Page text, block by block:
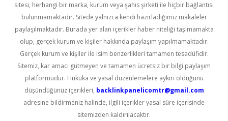
sitesi, herhangi bir marka, kurum veya şahıs şirketi ile hiçbir bağlantısı
bulunmamaktadır. Sitede yalnızca kendi hazırladığımız makaleler
paylaşılmaktadır. Burada yer alan içerikler haber niteliği taşımamakta
olup, gerçek kurum ve kişiler hakkında paylaşım yapılmamaktadır.
Gerçek kurum ve kişiler ile isim benzerlikleri tamamen tesadüfidir.
Sitemiz, kar amacı gütmeyen ve tamamen ücretsiz bir bilgi paylaşım
platformudur. Hukuka ve yasal düzenlemelere aykırı olduğunu
düşündüğünüz içerikleri, backlinkpanelicomtr@gmail.com
adresine bildirmeniz halinde, ilgili içerikler yasal süre içerisinde
sitemizden kaldırılacaktır.